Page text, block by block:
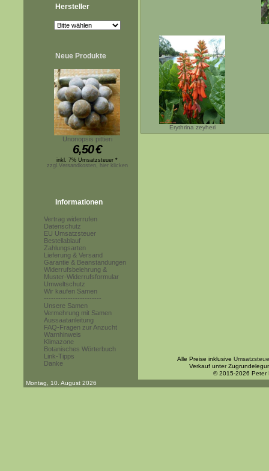
Hersteller
Neue Produkte
Unonopsis pittieri
6,50€
inkl. 7% Umsatzsteuer *
zzgl.Versandkosten, hier klicken
Informationen
Vertrag widerrufen
Datenschutz
EU Umsatzsteuer
Bestellablauf
Zahlungsarten
Lieferung & Versand
Garantie & Beanstandungen
Widerrufsbelehrung &
Muster-Widerrufsformular
Umweltschutz
Wir kaufen Samen
------------------------
Unsere Samen
Vermehrung mit Samen
Aussaatanleitung
FAQ-Fragen zur Anzucht
Warnhinweis
Klimazone
Botanisches Wörterbuch
Link-Tipps
Danke
Erythrina zeyheri
Alle Preise inklusive
Verkauf unter
© 2015-2026 Peter
Montag, 10. August 2026